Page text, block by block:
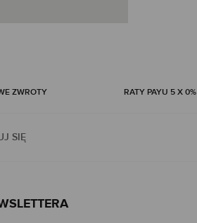
ZWROTY RATY PAYU 5 X 0%
SIĘ